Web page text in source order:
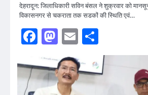
देहरादून: जिलाधिकारी सविन बंसल ने शुक्रवार को
विकासनगर से चकराता तक सडकों की स्थिति एवं…
Facebook
Mastodon
Email